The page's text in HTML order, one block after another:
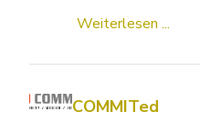
Weiterlesen ...
COMMITed